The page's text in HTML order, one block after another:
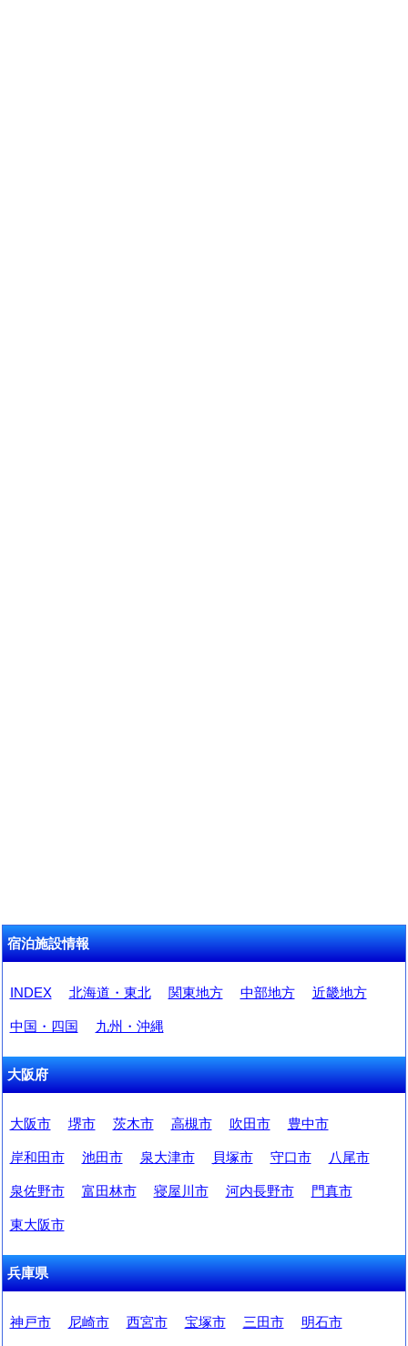
宿泊施設情報
INDEX 北海道・東北 関東地方 中部地方 近畿地方
中国・四国 九州・沖縄
大阪府
大阪市 堺市 茨木市 高槻市 吹田市 豊中市
岸和田市 池田市 泉大津市 貝塚市 守口市 八尾市
泉佐野市 富田林市 寝屋川市 河内長野市 門真市
東大阪市
兵庫県
神戸市 尼崎市 西宮市 宝塚市 三田市 明石市